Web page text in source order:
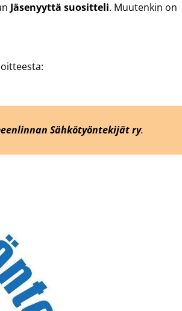
Jäsenyyttä suositteli. Muutenkin on
Sähkötyöntekijät ry.